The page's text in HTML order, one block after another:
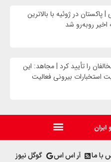
| پاکستان در ژوئیه با بالاترین
روبه‌رو شد
را تأیید کرد | مجاهد: این
استخبارات بیرونی فعالیت
ایران
با ما آر اس اس گوگل نیوز